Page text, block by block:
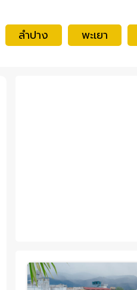
ลำปาง พะเยา